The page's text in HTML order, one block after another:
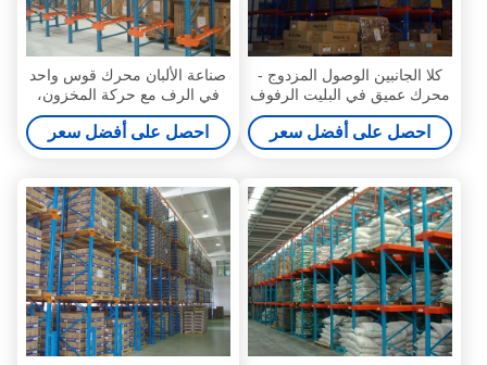
كلا الجانبين الوصول المزدوج -
محرك عميق في البليت الرفوف
للتخزين الصناعي
احصل على أفضل سعر
صناعة الألبان محرك قوس واحد
في الرف مع حركة المخزون،
10M
احصل على أفضل سعر